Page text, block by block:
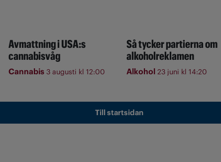
Avmattning i USA:s
cannabisvåg
Cannabis 3 augusti kl 12:00
Så tycker partierna om
alkoholreklamen
Alkohol 23 juni kl 14:20
Till startsidan